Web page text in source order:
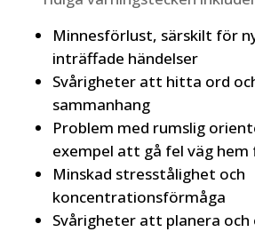
Minnesförlust, särskilt för
inträffade händelser
Svårigheter att hitta ord
sammanhang
Problem med rumslig
exempel att gå fel väg hem
Minskad stresstålighet och
koncentrationsförmåga
Svårigheter att planera och